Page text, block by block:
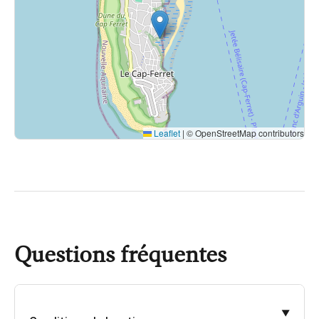
Espace lecture et livres
Matériel Hi fi et audio
Sound system indoor et outdoor
Leaflet | © OpenStreetMap contributors
Questions fréquentes
▼